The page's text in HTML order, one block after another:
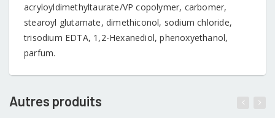
acryloyldimethyltaurate/VP copolymer, carbomer,
stearoyl glutamate, dimethiconol, sodium chloride,
trisodium EDTA, 1,2-Hexanediol, phenoxyethanol,
parfum.
Autres produits